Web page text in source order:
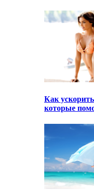
Как
которые